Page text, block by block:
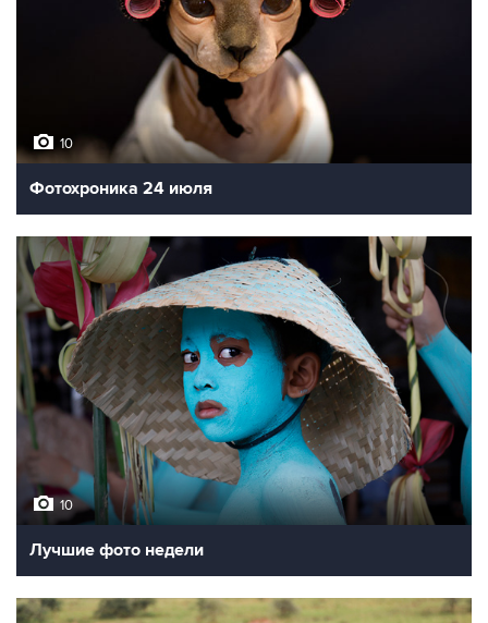
10
Фотохроника 24 июля
10
Лучшие фото недели